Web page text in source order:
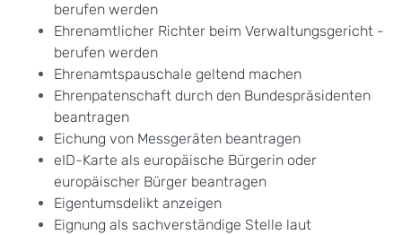
berufen werden
Ehrenamtlicher Richter beim Verwaltungsgericht -
berufen werden
Ehrenamtspauschale geltend machen
Ehrenpatenschaft durch den Bundespräsidenten
beantragen
Eichung von Messgeräten beantragen
eID-Karte als europäische Bürgerin oder
europäischer Bürger beantragen
Eigentumsdelikt anzeigen
Eignung als sachverständige Stelle laut